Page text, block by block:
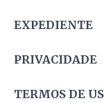
EXPEDIENTE
PRIVACIDADE
TERMOS DE